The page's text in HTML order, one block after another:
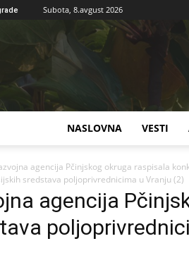
Subota, 8.avgust 2026
NASLOVNA VESTI
agencija Pčinjskog okruga raspisala
sredstava poljoprivrednicima u Vranju (2)
agencija